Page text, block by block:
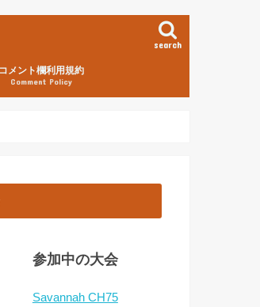
search
コメント欄利用規約
Comment Policy
参加中の大会
Savannah CH75